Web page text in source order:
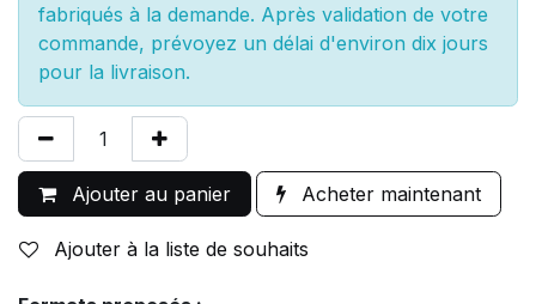
fabriqués à la demande. Après validation de votre
commande, prévoyez un délai d'environ dix jours
pour la livraison.
Ajouter au panier Acheter maintenant
Ajouter à la liste de souhaits